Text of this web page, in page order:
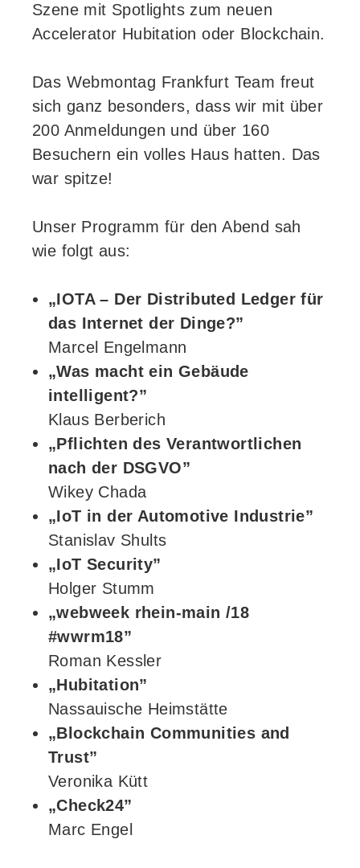
Szene mit Spotlights zum neuen
Accelerator Hubitation oder Blockchain.
Das Webmontag Frankfurt Team freut
sich ganz besonders, dass wir mit über
200 Anmeldungen und über 160
Besuchern ein volles Haus hatten. Das
war spitze!
Unser Programm für den Abend sah
wie folgt aus:
„IOTA – Der Distributed Ledger für
das Internet der Dinge?”
Marcel Engelmann
„Was macht ein Gebäude
intelligent?”
Klaus Berberich
„Pflichten des Verantwortlichen
nach der DSGVO”
Wikey Chada
„IoT in der Automotive Industrie”
Stanislav Shults
„IoT Security”
Holger Stumm
„webweek rhein-main /18
#wwrm18”
Roman Kessler
„Hubitation”
Nassauische Heimstätte
„Blockchain Communities and
Trust”
Veronika Kütt
„Check24”
Marc Engel